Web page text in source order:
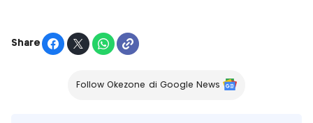
Share
Follow Okezone di Google News